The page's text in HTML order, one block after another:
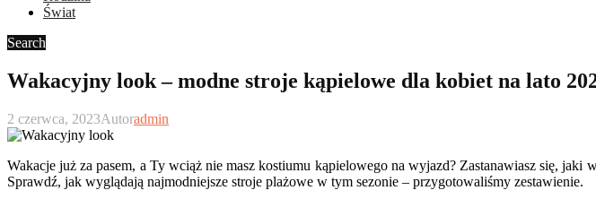
Świat
Search
Wakacyjny look – modne stroje kąpielowe dla kobiet na lato
2 czerwca, 2023Autoradmin
Wakacje już za pasem, a Ty wciąż nie masz kostiumu kąpielowego na wyjazd? Zastanawiasz się,
Sprawdź, jak wyglądają najmodniejsze stroje plażowe w tym sezonie – przygotowaliśmy zestawienie.